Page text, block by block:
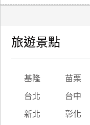
旅遊景點
基隆 苗栗
台北 台中
新北 彰化